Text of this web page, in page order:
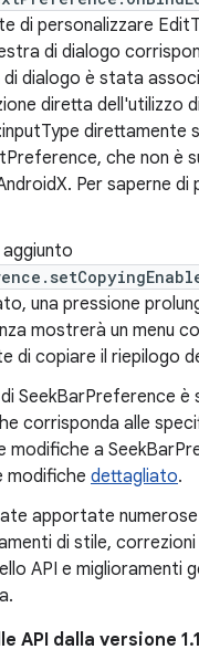
di personalizzare
di dialogo
dialogo è stata
diretta dell'utilizzo
direttamente
che non è
Per saperne di
una pressione
mostrerà un menu
di copiare il riepilogo
SeekBarPreference
corrisponda alle
modifiche a
modifiche dettagliato.
apportate
di stile,
API e miglioramenti
API dalla versione